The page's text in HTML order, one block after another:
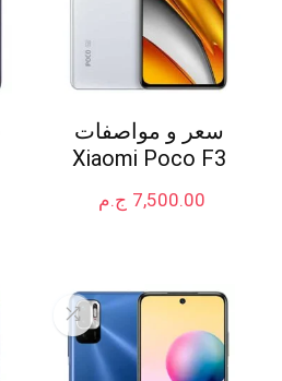
سعر و مواصفات
Xiaomi Poco F3
ج.م 7,500.00